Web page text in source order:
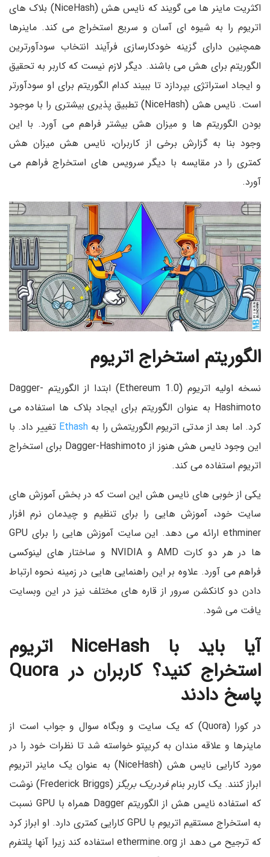
اکثریت ماینر ها می گویند که نایس هش (NiceHash) بلاک های
اتریوم را به شیوه ای آسان و سریع استخراج می کند. ماینرها
همچنین دارای گزینه خودکارسازی فرآیند انتخاب سودآورترین
الگوریتم برای هش می باشند. دیگر لازم نیست که کاربر به تحقیق
و ایجاد استراتژی بپردازد تا ببیند کدام الگوریتم برای او سودآورتر
است. نایس هش (NiceHash) تطبیق پذیری بیشتری را با موجود
بودن الگوریتم ها و میزان هش بیشتر فراهم می آورد. با این
وجود بنا به گزارش برخی از کاربران، نایس هش میزان هش
کمتری را در مقایسه با دیگر سرویس های استخراج فراهم می
آورد.
الگوریتم استخراج اتریوم
نسخه اولیه اتریوم (Ethereum 1.0) ابتدا از الگوریتم Dagger-
Hashimoto به عنوان الگوریتم برای ایجاد بلاک ها استفاده می
کرد. اما بعد از مدتی اتریوم الگوریتمش را به Ethash تغییر داد. با
این وجود نایس هش هنوز از Dagger-Hashimoto برای استخراج
اتریوم استفاده می کند.
یکی از خوبی های نایس هش این است که در بخش آموزش های
سایت خود، آموزش هایی را برای تنظیم و چیدمان نرم افزار
ethminer ارائه می دهد. این سایت آموزش هایی را برای GPU
ها در هر دو کارت AMD و NVIDIA و ساختار های لینوکسی
فراهم می آورد. علاوه بر این راهنمایی هایی در زمینه نحوه ارتباط
دادن دو کانکشن سرور از قاره های مختلف نیز در این وبسایت
یافت می شود.
آیا باید با NiceHash اتریوم
استخراج کنید؟ کاربران در Quora
پاسخ دادند
در کورا (Quora) که یک سایت و وبگاه سوال و جواب است از
ماینرها و علاقه مندان به کریپتو خواسته شد تا نظرات خود را در
مورد کارایی نایس هش (NiceHash) به عنوان یک ماینر اتریوم
ابراز کنند. یک کاربر بنامفردریک بریگز
(Frederick Briggs) نوشت
که استفاده نایس هش از الگوریتم Dagger همراه با GPU نسبت
به استخراج مستقیم اتریوم با GPU کارایی کمتری دارد. او ابراز کرد
که ترجیح می دهد از ethermine.org استفاده کند زیرا آنها پلتفرم